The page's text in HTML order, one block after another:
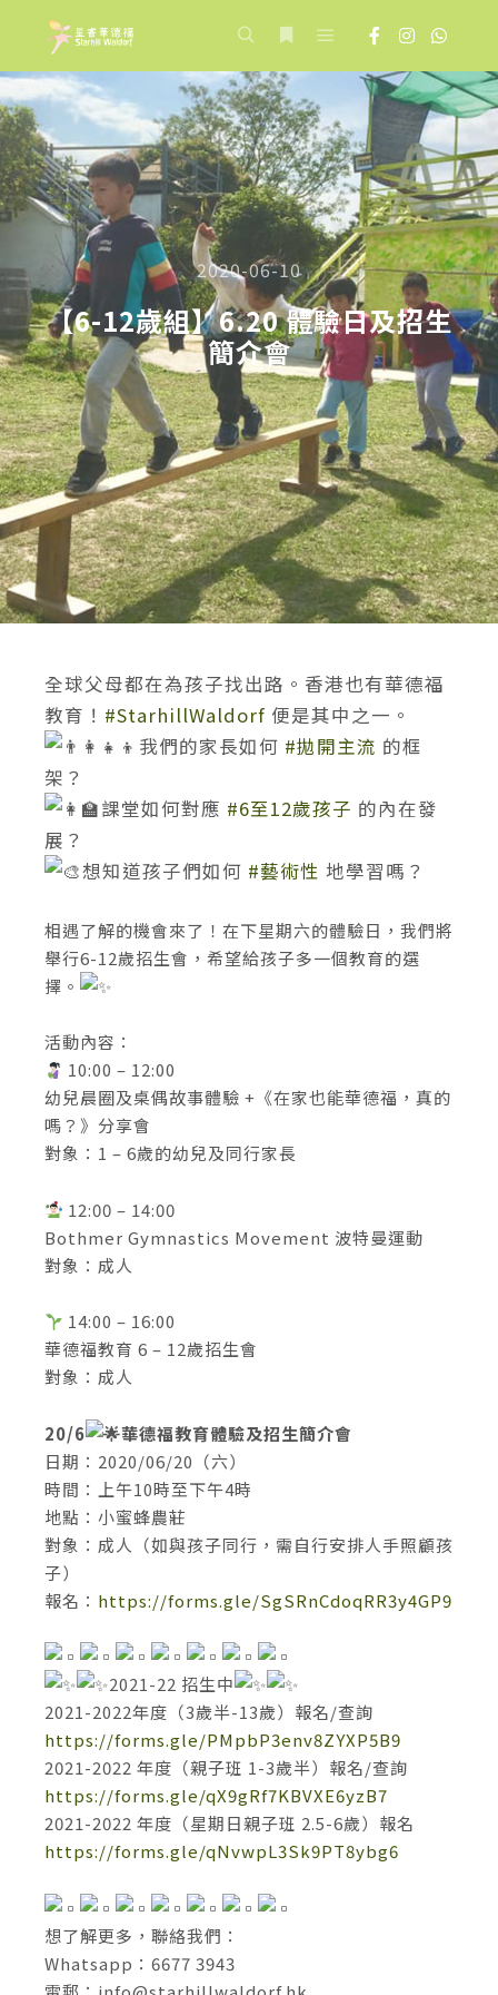
2020-06-10
【6-12歲組】6.20 體驗日及招生
簡介會
全球父母都在為孩子找出路。香港也有華德福
教育！ #StarhillWaldorf 便是其中之一。
我們的家長如何 #拋開主流 的框
架？
課堂如何對應 #6至12歲孩子 的內在發
展？
想知道孩子們如何 #藝術性 地學習嗎？
相遇了解的機會來了！在下星期六的體驗日，我們將
舉行6-12歲招生會，希望給孩子多一個教育的選
擇。
活動內容：
10:00 – 12:00
幼兒晨圈及桌偶故事體驗 +《在家也能華德福，真的
嗎？》分享會
對象：1 – 6歲的幼兒及同行家長
12:00 – 14:00
Bothmer Gymnastics Movement 波特曼運動
對象：成人
14:00 – 16:00
華德福教育 6 – 12歲招生會
對象：成人
20/6
華德福教育體驗及招生簡介會
日期：2020/06/20（六）
時間：上午10時至下午4時
地點：小蜜蜂農莊
對象：成人（如與孩子同行，需自行安排人手照顧孩
子）
報名： https://forms.gle/SgSRnCdoqRR3y4GP9
2021-22 招生中
2021-2022年度（3歲半-13歲）報名/查詢
https://forms.gle/PMpbP3env8ZYXP5B9
2021-2022 年度（親子班 1-3歲半）報名/查詢
https://forms.gle/qX9gRf7KBVXE6yzB7
2021-2022 年度（星期日親子班 2.5-6歲）報名
https://forms.gle/qNvwpL3Sk9PT8ybg6
想了解更多，聯絡我們：
Whatsapp：6677 3943